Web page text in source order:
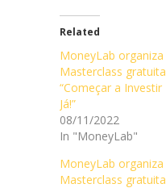
Related
MoneyLab organiza
Masterclass gratuita
“Começar a Investir
Já!”
08/11/2022
In "MoneyLab"
MoneyLab organiza
Masterclass gratuita